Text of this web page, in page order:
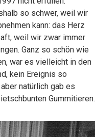
so schwer, weil wir
kann: das Herz
weil wir zwar immer
Ganz so schön wie
war es vielleicht in den
kein Ereignis so
natürlich gab es
Gummitieren.